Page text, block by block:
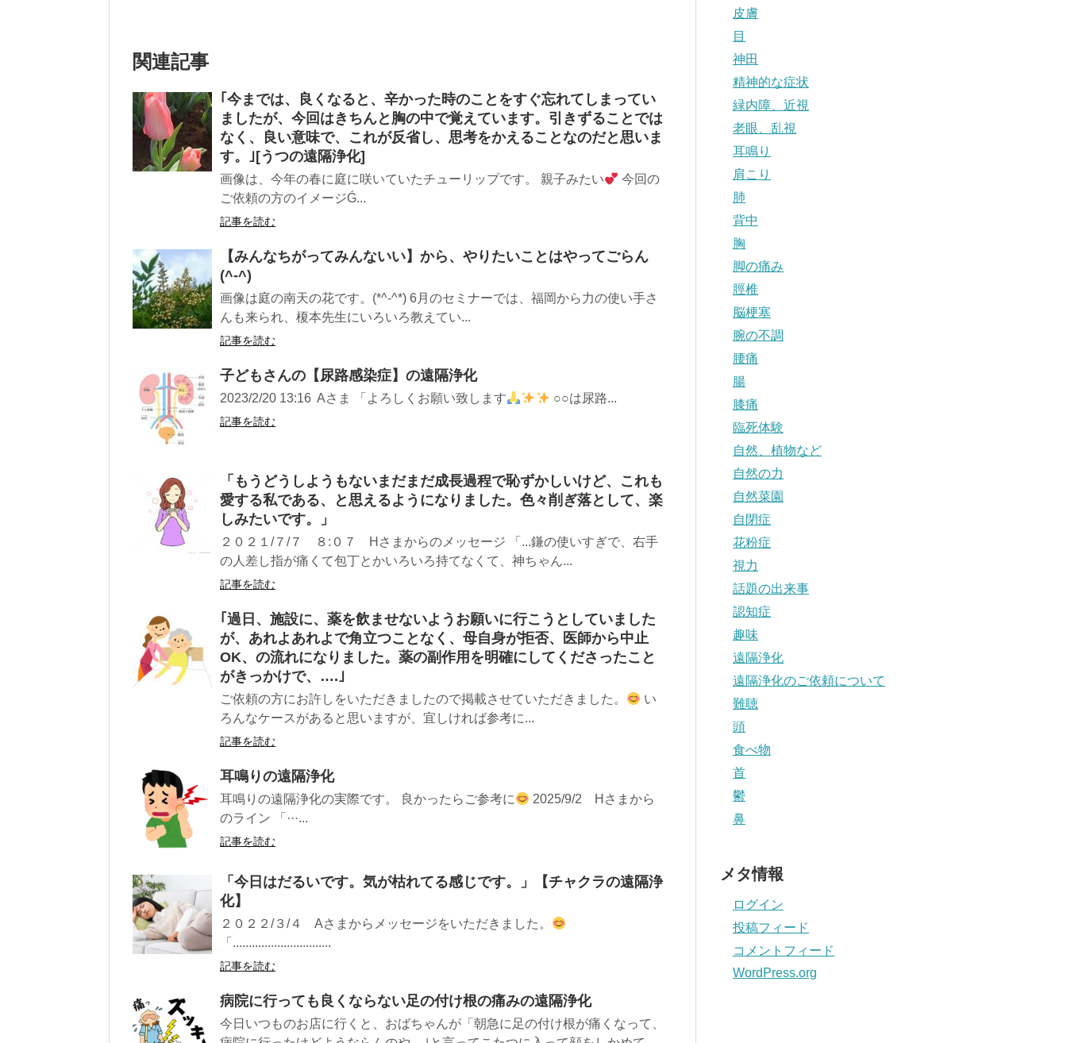
関連記事
｢今までは、良くなると、辛かった時のことをすぐ忘れてしまってい
ましたが、今回はきちんと胸の中で覚えています。引きずることでは
なく、良い意味で、これが反省し、思考をかえることなのだと思いま
す。｣[うつの遠隔浄化]
画像は、今年の春に庭に咲いていたチューリップです。 親子みたい
今回の
ご依頼の方のイメージǴ...
記事を読む
【みんなちがってみんないい】から、やりたいことはやってごらん
(^-^)
画像は庭の南天の花です。(*^-^*) 6月のセミナーでは、福岡から力の使い手さ
んも来られ、榎本先生にいろいろ教えてい...
記事を読む
子どもさんの【尿路感染症】の遠隔浄化
2023/2/20 13:16 Aさま 「よろしくお願い致します ○○は尿路...
記事を読む
「もうどうしようもないまだまだ成長過程で恥ずかしいけど、これも
愛する私である、と思えるようになりました。色々削ぎ落として、楽
しみたいです。」
２０２１/７/７ ８:０７ Hさまからのメッセージ 「...鎌の使いすぎで、右手
の人差し指が痛くて包丁とかいろいろ持てなくて、神ちゃん...
記事を読む
｢過日、施設に、薬を飲ませないようお願いに行こうとしていました
が、あれよあれよで角立つことなく、母自身が拒否、医師から中止
OK、の流れになりました。薬の副作用を明確にしてくださったこと
がきっかけで、….｣
ご依頼の方にお許しをいただきましたので掲載させていただきました。
い
ろんなケースがあると思いますが、宜しければ参考に...
記事を読む
耳鳴りの遠隔浄化
耳鳴りの遠隔浄化の実際です。 良かったらご参考に
2025/9/2 Hさまから
のライン 「···...
記事を読む
「今日はだるいです。気が枯れてる感じです。」【チャクラの遠隔浄
化】
２０２２/３/４ Aさまからメッセージをいただきました。
「...............................
記事を読む
病院に行っても良くならない足の付け根の痛みの遠隔浄化
今日いつものお店に行くと、おばちゃんが「朝急に足の付け根が痛くなって、
皮膚
目
神田
精神的な症状
緑内障、近視
老眼、乱視
耳鳴り
肩こり
肺
背中
胸
脚の痛み
脛椎
脳梗塞
腕の不調
腰痛
腸
膝痛
臨死体験
自然、植物など
自然の力
自然菜園
自閉症
花粉症
視力
話題の出来事
認知症
趣味
遠隔浄化
遠隔浄化のご依頼について
難聴
頭
食べ物
首
鬱
鼻
メタ情報
ログイン
投稿フィード
コメントフィード
WordPress.org